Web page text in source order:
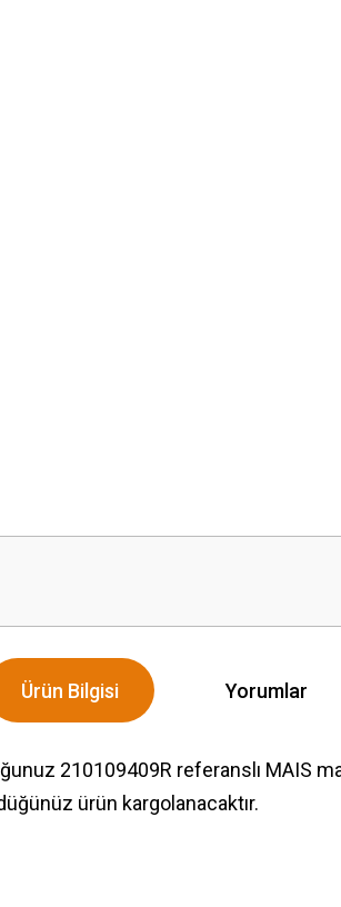
Ürün Bilgisi Yorumlar
210109409R referanslı MAIS
ürün kargolanacaktır.